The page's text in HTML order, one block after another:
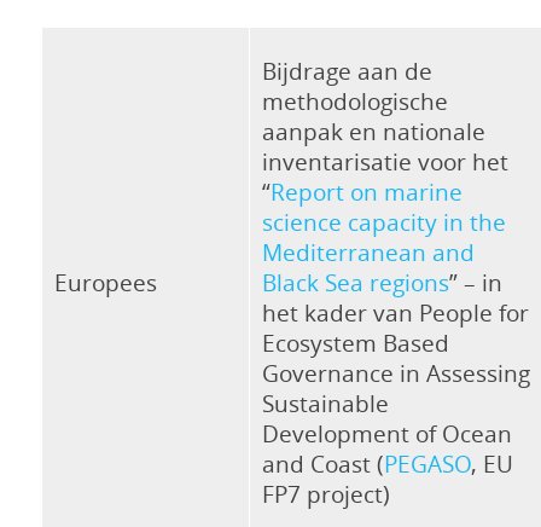
Europees
Bijdrage aan de
methodologische
aanpak en nationale
inventarisatie voor het
“Report on marine
science capacity in the
Mediterranean and
Black Sea regions” – in
het kader van People for
Ecosystem Based
Governance in Assessing
Sustainable
Development of Ocean
and Coast (PEGASO, EU
FP7 project)